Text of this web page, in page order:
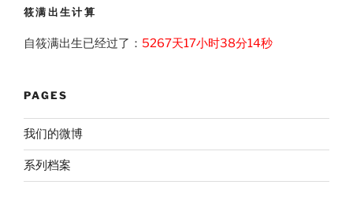
筱满出生计算
自筱满出生已经过了： 5267天17小时38分15秒
PAGES
我们的微博
系列档案